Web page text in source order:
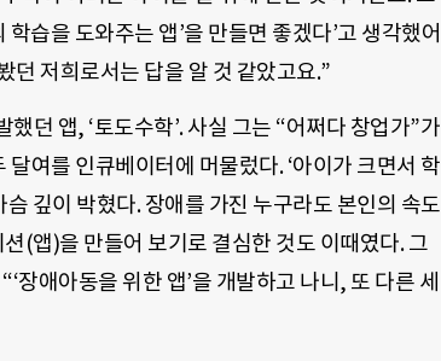
습을 도와주는 앱’을 만들면 좋겠다’고 생각했어
던 저희로서는 답을 알 것 같았고요.”
했던 앱, ‘토도수학’. 사실 그는 “어쩌다 창업가”가
달여를 인큐베이터에 머물렀다.‘아이가 크면서 학
슴 깊이 박혔다.장애를 가진 누구라도 본인의 속도
(앱)을 만들어 보기로 결심한 것도 이때였다.그
장애아동을 위한 앱’을 개발하고 나니, 또 다른 세